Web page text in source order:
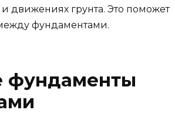
движениях грунта. Это поможет
фундаментами.
фундаменты